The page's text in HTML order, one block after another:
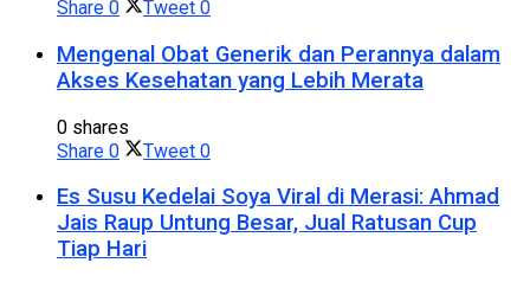
Share 0 Tweet 0
Mengenal Obat Generik dan Perannya dalam
Akses Kesehatan yang Lebih Merata
0 shares
Share 0 Tweet 0
Es Susu Kedelai Soya Viral di Merasi: Ahmad
Jais Raup Untung Besar, Jual Ratusan Cup
Tiap Hari